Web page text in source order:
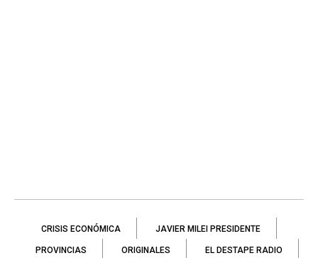
CRISIS ECONÓMICA JAVIER MILEI PRESIDENTE
PROVINCIAS ORIGINALES EL DESTAPE RADIO